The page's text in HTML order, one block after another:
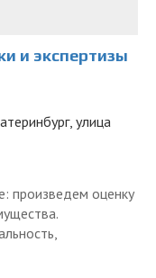
и экспертизы
улица
произведем оценку